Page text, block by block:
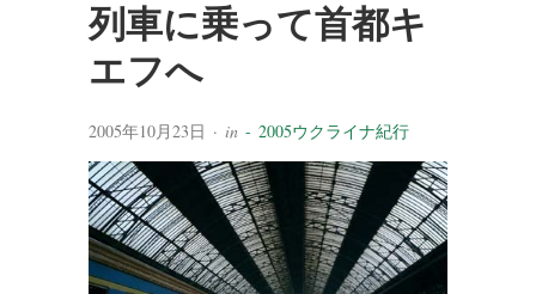
列車に乗って首都キ
エフへ
2005年10月23日 · in - 2005ウクライナ紀行